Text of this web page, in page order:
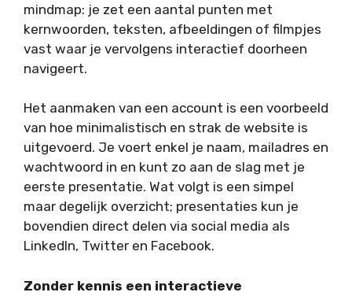
mindmap: je zet een aantal punten met
kernwoorden, teksten, afbeeldingen of filmpjes
vast waar je vervolgens interactief doorheen
navigeert.
Het aanmaken van een account is een voorbeeld
van hoe minimalistisch en strak de website is
uitgevoerd. Je voert enkel je naam, mailadres en
wachtwoord in en kunt zo aan de slag met je
eerste presentatie. Wat volgt is een simpel
maar degelijk overzicht; presentaties kun je
bovendien direct delen via social media als
LinkedIn, Twitter en Facebook.
Zonder kennis een interactieve